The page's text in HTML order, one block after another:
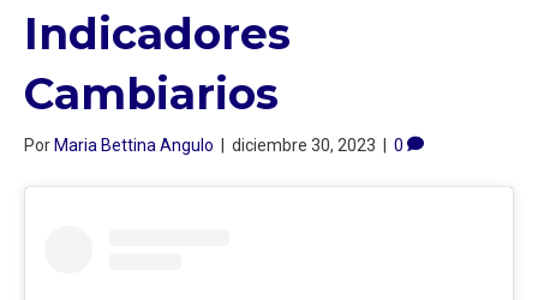
Indicadores
Cambiarios
PorMaria Bettina Angulo | diciembre 30, 2023 | 0